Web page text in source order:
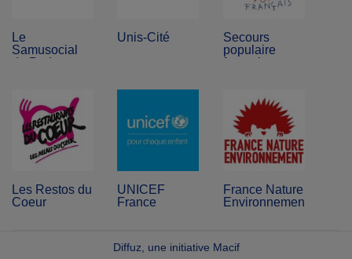
Le
Samusocial
de Paris
Unis-Cité
Secours
populaire
français
Les Restos du
Coeur
UNICEF
France
France Nature
Environnement
Diffuz, une initiative Macif